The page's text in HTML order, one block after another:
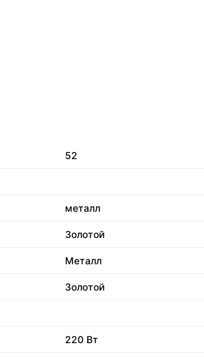
52
металл
Золотой
Металл
Золотой
220 Вт